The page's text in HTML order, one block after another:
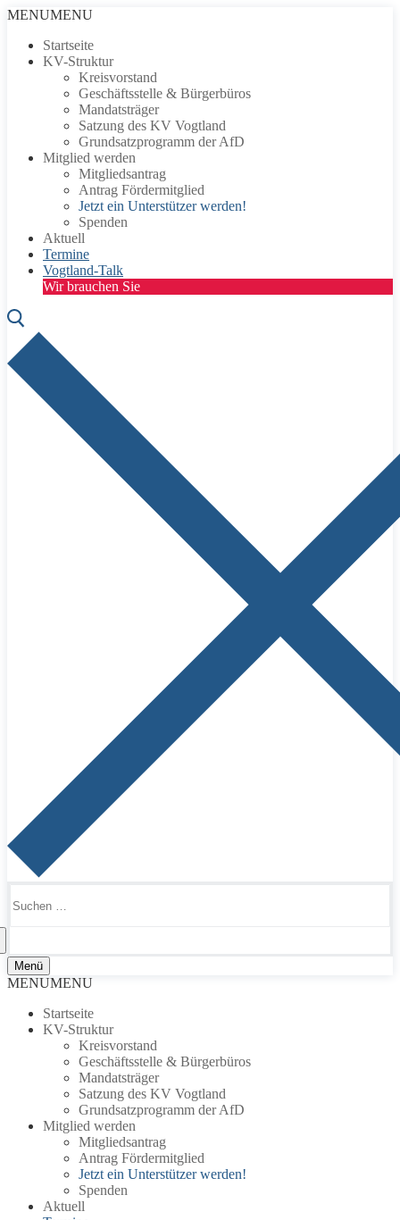
Zum
springen
Menü
Schließen
MENUMENU
Startseite
KV-Struktur
Kreisvorstand
Geschäftsstelle & Bürgerbüros
Mandatsträger
Satzung des KV Vogtland
Grundsatzprogramm der AfD
Mitglied werden
Mitgliedsantrag
Antrag Fördermitglied
Jetzt ein Unterstützer werden!
Spenden
Aktuell
Termine
Vogtland-Talk
Wir brauchen Sie
nach:
Menü
MENUMENU
Startseite
KV-Struktur
Kreisvorstand
Geschäftsstelle & Bürgerbüros
Mandatsträger
Satzung des KV Vogtland
Grundsatzprogramm der AfD
Mitglied werden
Mitgliedsantrag
Antrag Fördermitglied
Jetzt ein Unterstützer werden!
Spenden
Aktuell